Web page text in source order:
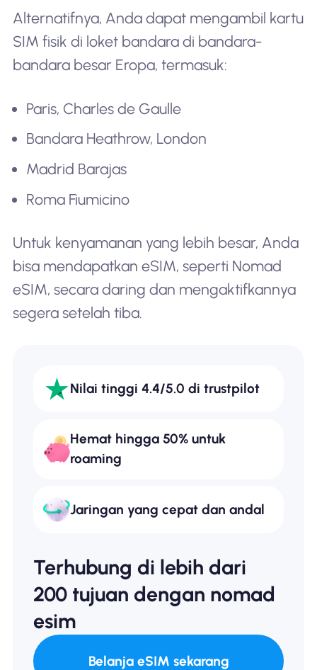
Alternatifnya, Anda dapat mengambil kartu
SIM fisik di loket bandara di bandara-
bandara besar Eropa, termasuk:
Paris, Charles de Gaulle
Bandara Heathrow, London
Madrid Barajas
Roma Fiumicino
Untuk kenyamanan yang lebih besar, Anda
bisa mendapatkan eSIM, seperti Nomad
eSIM, secara daring dan mengaktifkannya
segera setelah tiba.
Nilai tinggi 4.4/5.0 di trustpilot
Hemat hingga 50% untuk
roaming
Jaringan yang cepat dan andal
Terhubung di lebih dari
200 tujuan dengan nomad
esim
Belanja eSIM sekarang